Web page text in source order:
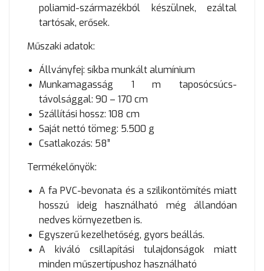
poliamid-származékból készülnek, ezáltal
tartósak, erősek.
Műszaki adatok:
Állványfej: síkba munkált alumínium
Munkamagasság 1 m taposócsúcs-
távolsággal: 90 – 170 cm
Szállítási hossz: 108 cm
Saját nettó tömeg: 5.500 g
Csatlakozás: 58”
Termékelőnyök:
A fa PVC-bevonata és a szilikontömítés miatt
hosszú ideig használható még állandóan
nedves környezetben is.
Egyszerű kezelhetőség, gyors beállás.
A kiváló csillapítási tulajdonságok miatt
minden műszertípushoz használható